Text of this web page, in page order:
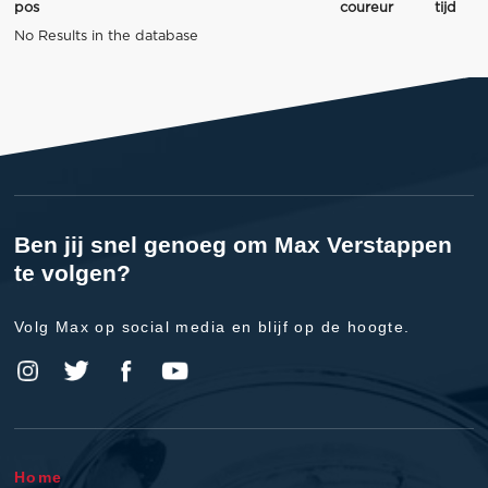
pos coureur
tijd
No Results in the database
Ben jij snel genoeg om Max Verstappen
te volgen?
Volg Max op social media en blijf op de hoogte.
Home